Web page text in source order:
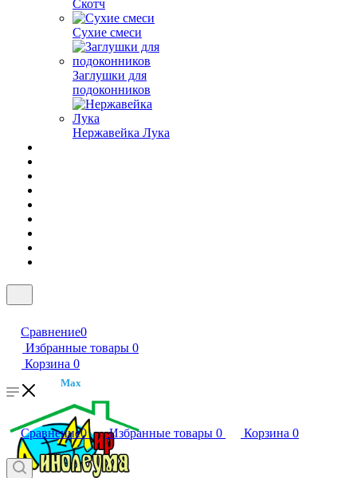
Скотч
Сухие смеси
Заглушки для
подоконников
Нержавейка Лука
Сравнение0
Избранные товары 0
Корзина 0
Max
Сравнение0 Избранные товары 0 Корзина 0